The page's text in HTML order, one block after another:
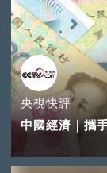
央視快評
中國經濟｜攜